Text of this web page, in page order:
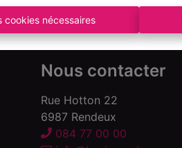
cookies nécessaires
Nous contacter
Rue Hotton 22
6987 Rendeux
084 77 00 00